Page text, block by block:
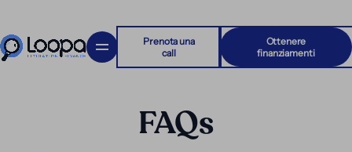
Prenota una
call
Ottenere
finanziamenti
FAQs